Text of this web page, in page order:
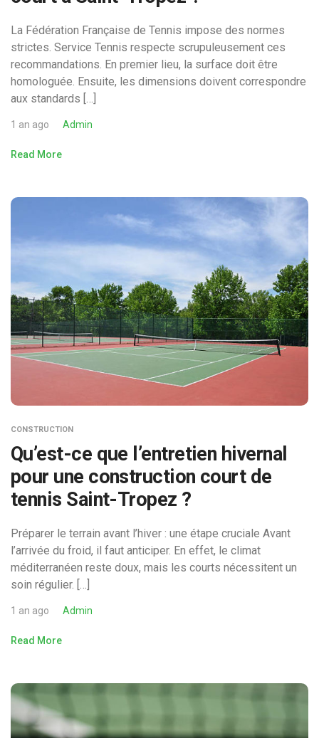
La Fédération Française de Tennis impose des normes
strictes. Service Tennis respecte scrupuleusement ces
recommandations. En premier lieu, la surface doit être
homologuée. Ensuite, les dimensions doivent correspondre
aux standards […]
1 an ago Admin
Read More
CONSTRUCTION
Qu’est-ce que l’entretien hivernal
pour une construction court de
tennis Saint-Tropez ?
Préparer le terrain avant l’hiver : une étape cruciale Avant
l’arrivée du froid, il faut anticiper. En effet, le climat
méditerranéen reste doux, mais les courts nécessitent un
soin régulier. […]
1 an ago Admin
Read More